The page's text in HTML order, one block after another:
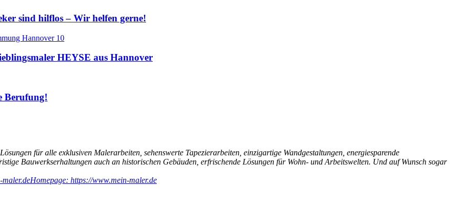
sind hilflos – Wir helfen gerne!
HEYSE aus Hannover
Berufung!
für alle exklusiven Malerarbeiten, sehenswerte Tapezierarbeiten, einzigartige Wandgestaltungen, energiesparende
Bauwerkserhaltungen auch an historischen Gebäuden, erfrischende Lösungen für Wohn- und Arbeitswelten. Und auf Wunsch sogar
Homepage: https://www.mein-maler.de